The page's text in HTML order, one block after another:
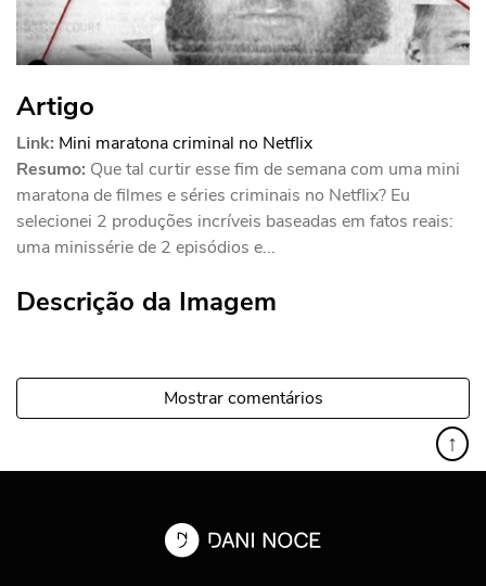
Artigo
Link: Mini maratona criminal no Netflix
Resumo: Que tal curtir esse fim de semana com uma mini
maratona de filmes e séries criminais no Netflix? Eu
selecionei 2 produções incríveis baseadas em fatos reais:
uma minissérie de 2 episódios e...
Descrição da Imagem
Mostrar comentários
↑